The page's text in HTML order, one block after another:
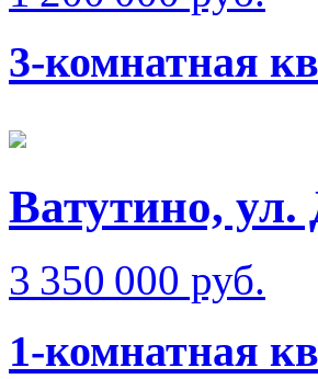
3-комнатная
Ватутино,
3 350 000 руб.
1-комнатная